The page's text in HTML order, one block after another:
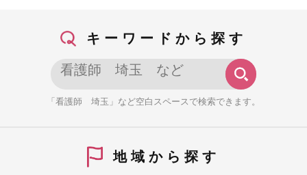
キーワードから探す
「看護師 埼玉」など空白スペースで検索できます。
地域から探す